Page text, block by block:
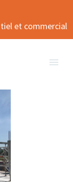
et commercial